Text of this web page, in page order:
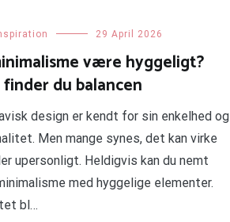
29 April 2026
være hyggeligt?
finder du balancen
design er kendt for sin enkelhed og
Men mange synes, det kan virke
upersonligt. Heldigvis kan du nemt
med hyggelige elementer.
bl…